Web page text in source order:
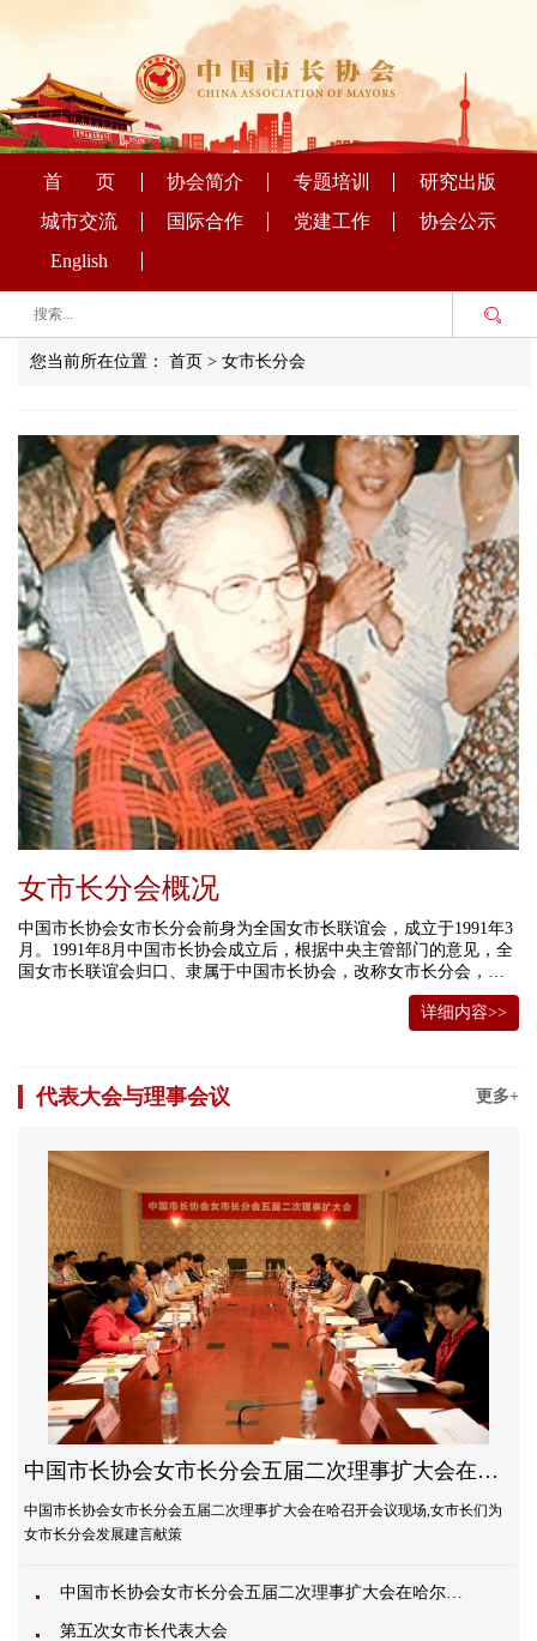
首 页 协会简介 专题培训
研究出版
城市交流
国际合作 党建工作
协会公示
English
您当前所在位置： 首页 > 女市长分会
女市长分会概况
中国市长协会女市长分会前身为全国女市长联谊会，成立于1991年3
月。1991年8月中国市长协会成立后，根据中央主管部门的意见，全
国女市长联谊会归口、隶属于中国市长协会，改称女市长分会，执
行中国市长协会章程。其宗旨为“为城市发展服务，为女市长工作服
务”。女市长分会的会员由全国设市城市的正、副女市长，直辖市的
详细内容>>
代表大会与理事会议 更多+
中国市长协会女市长分会五届二次理事扩大会在哈尔滨召开
中国市长协会女市长分会五届二次理事扩大会在哈召开会议现场,女市长们为
女市长分会发展建言献策
第五次女市长代表大会